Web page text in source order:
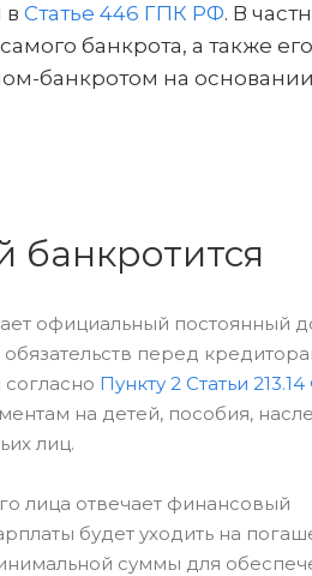
в Статье 446 ГПК РФ. В
банкрота, а также его
банкротом на основании
банкротится
официальный постоянный
перед
согласно Пункту 2 Статьи
на детей, пособия,
лиц.
лица отвечает финансовый
будет уходить на
суммы для